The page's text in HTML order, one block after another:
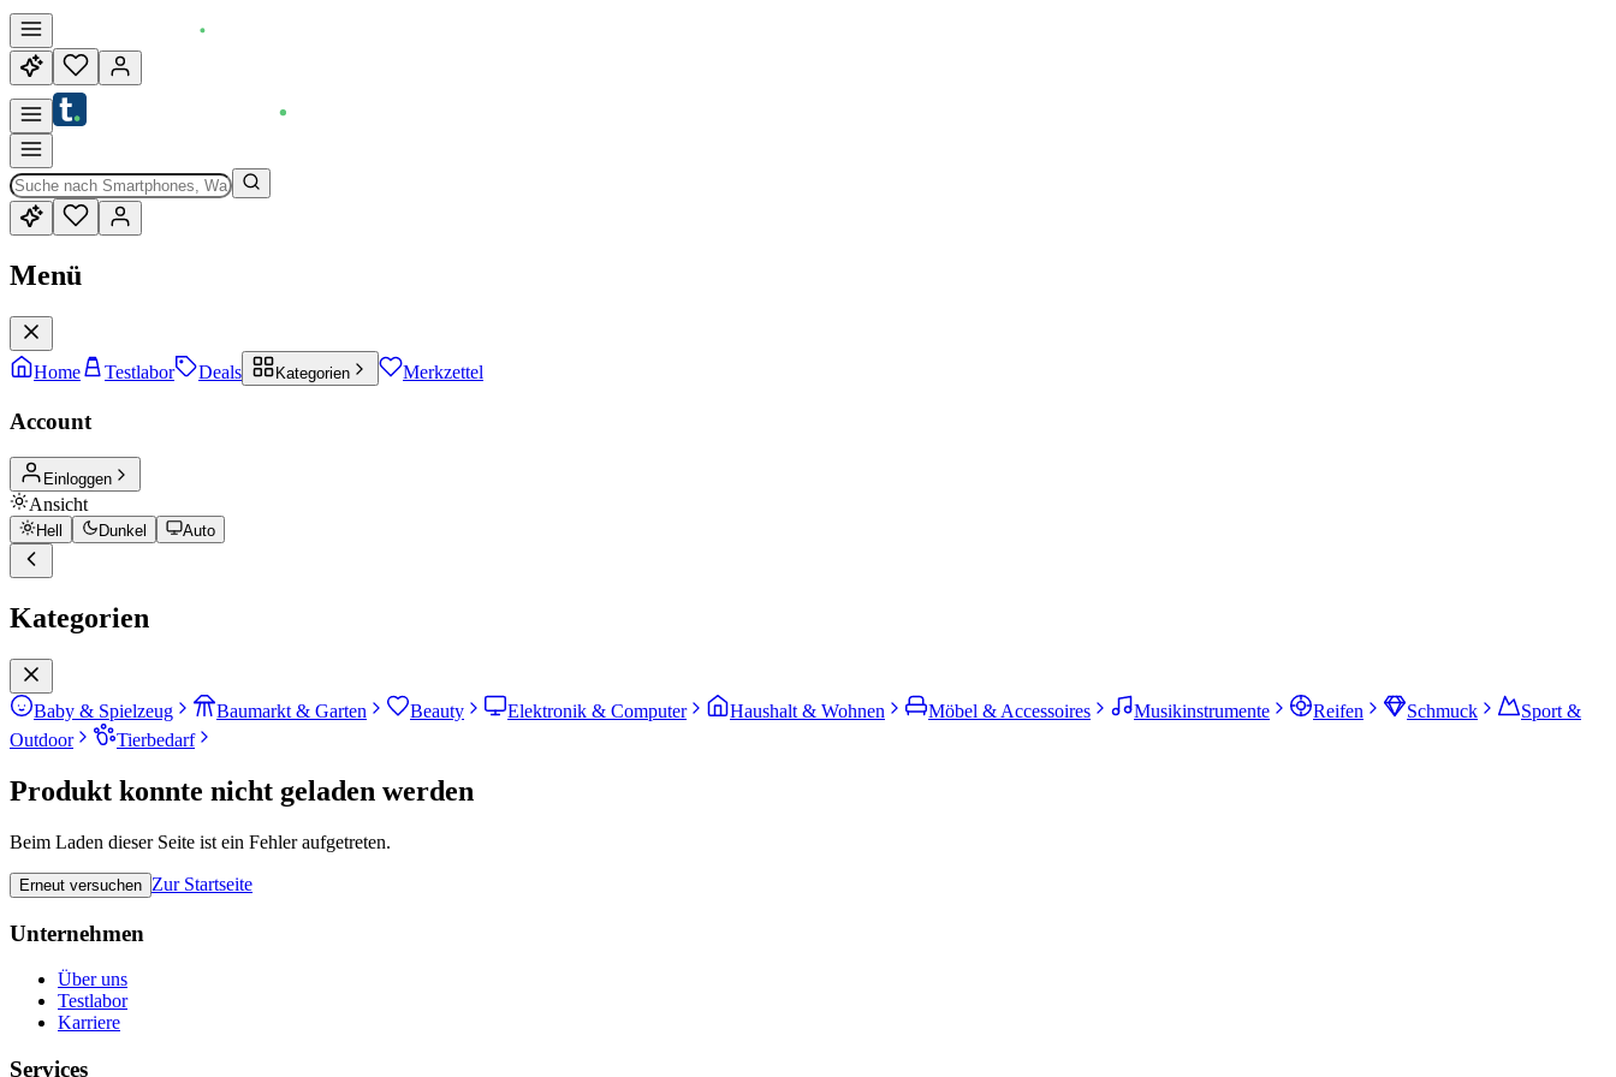
Menü
Home Testlabor Deals Kategorien Merkzettel
Account
Einloggen
Ansicht
Hell Dunkel Auto
Kategorien
Baby & Spielzeug Baumarkt & Garten Beauty Elektronik & Computer Haushalt & Wohnen Möbel & Accessoires Musikinstrumente Reifen Schmuck
Sport &
Outdoor
Tierbedarf
Produkt konnte nicht geladen werden
Beim Laden dieser Seite ist ein Fehler aufgetreten.
Erneut versuchen Zur Startseite
Unternehmen
Über uns
Testlabor
Karriere
Services